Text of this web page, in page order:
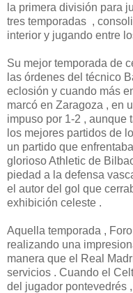
la primera división para
tres temporadas ,
interior y jugando entre
Su mejor temporada de
las órdenes del técnico
eclosión y cuando más
marcó en Zaragoza , en
impuso por 1-2 , aunque
los mejores partidos de
un partido que
glorioso Athletic de
piedad a la defensa
el autor del gol que
exhibición celeste .
Aquella temporada ,
realizando una
manera que el Real
servicios . Cuando el
del jugador pontevedrés